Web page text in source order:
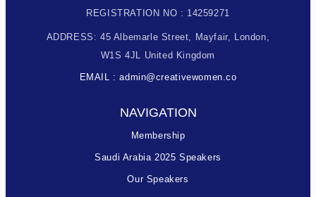
REGISTRATION NO : 14259271
ADDRESS: 45 Albemarle Street, Mayfair, London,
W1S 4JL United Kingdom
EMAIL : admin@creativewomen.co
NAVIGATION
Membership
Saudi Arabia 2025 Speakers
Our Speakers